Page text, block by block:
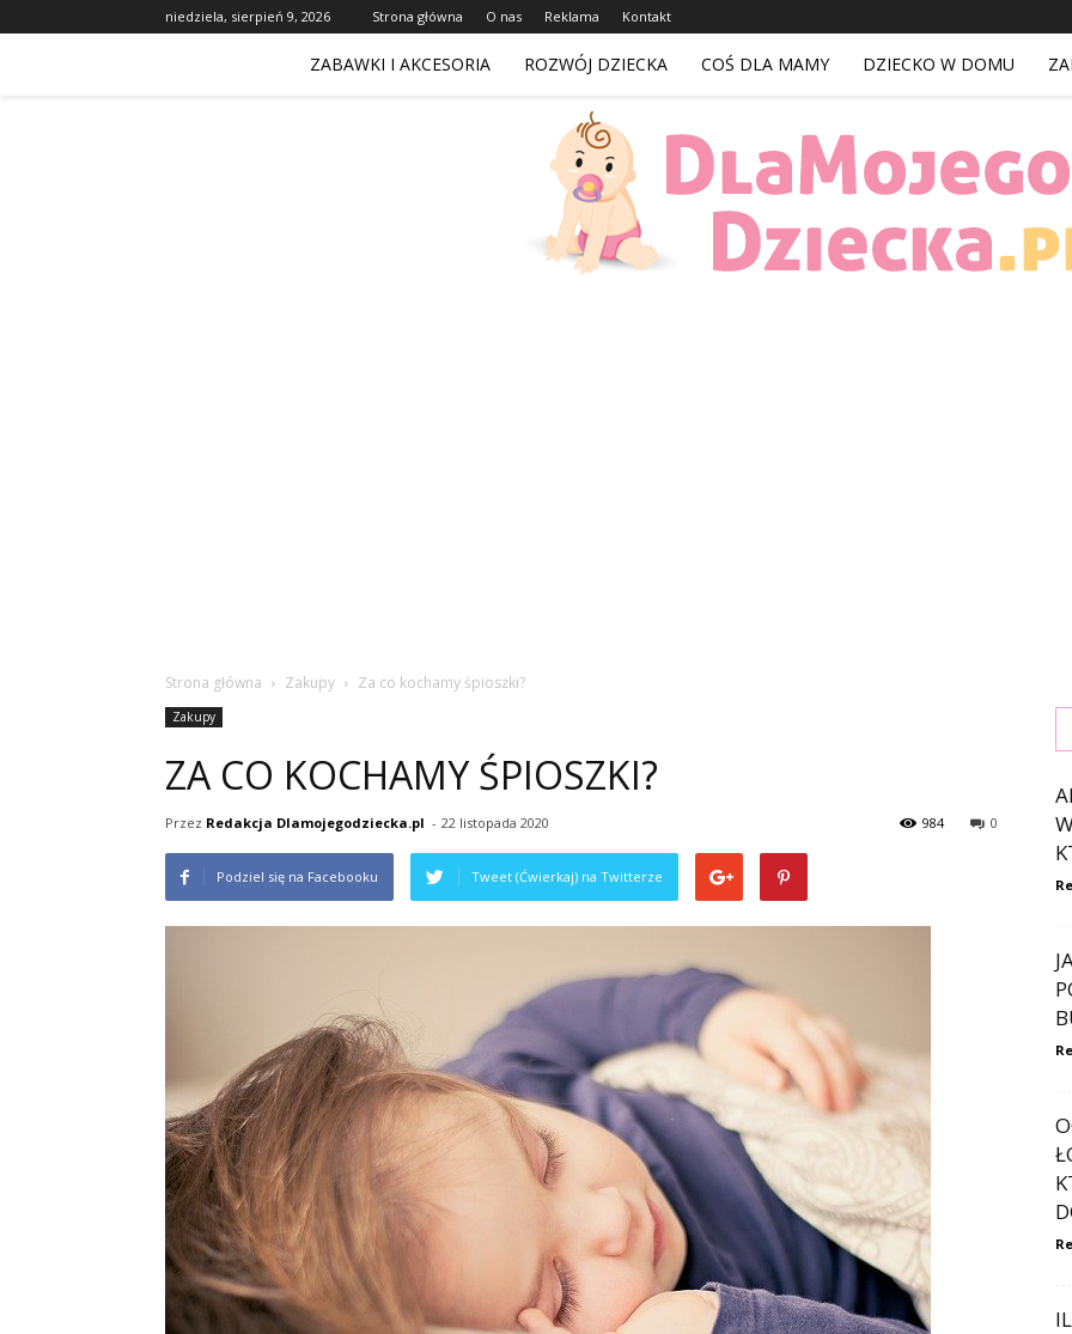
niedziela, sierpień 9, 2026 Strona główna O nas Reklama Kontakt
ZABAWKI I AKCESORIA ROZWÓJ DZIECKA COŚ DLA MAMY DZIECKO W DOMU
Strona główna Zakupy Za co kochamy śpioszki?
Zakupy
ZA CO KOCHAMY ŚPIOSZKI?
Przez Redakcja Dlamojegodziecka.pl - 22 listopada 2020 0
984
Podziel się na Facebooku Tweet (Ćwierkaj) na Twitterze